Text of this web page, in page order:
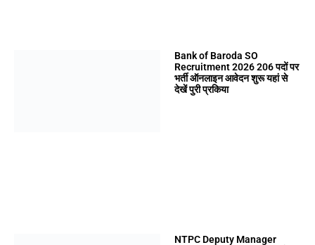
Bank of Baroda SO
Recruitment 2026 206 पदों पर
भर्ती ऑनलाइन आवेदन शुरू यहां से
देखें पुरी प्रकिया
NTPC Deputy Manager